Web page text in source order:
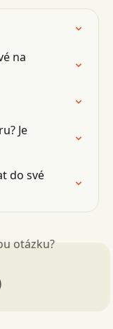
na
Je
do své
otázku?